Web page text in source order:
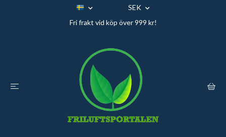
SEK
Fri frakt vid köp över 999 kr!